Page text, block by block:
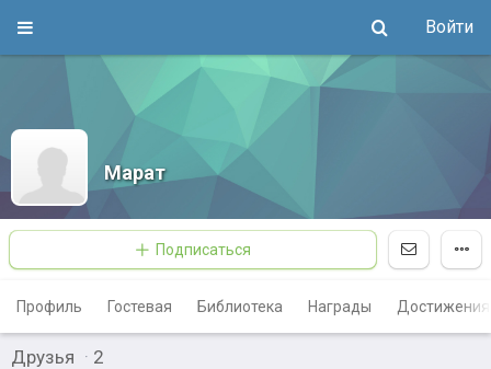
Войти
Марат
Подписаться
Профиль Гостевая Библиотека Награды Достижения
Друзья · 2